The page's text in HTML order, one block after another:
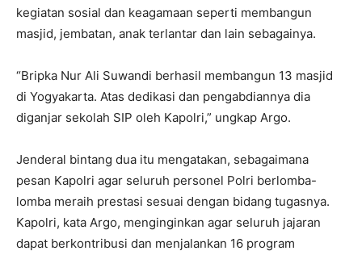
kegiatan sosial dan keagamaan seperti membangun
masjid, jembatan, anak terlantar dan lain sebagainya.
“Bripka Nur Ali Suwandi berhasil membangun 13 masjid
di Yogyakarta. Atas dedikasi dan pengabdiannya dia
diganjar sekolah SIP oleh Kapolri,” ungkap Argo.
Jenderal bintang dua itu mengatakan, sebagaimana
pesan Kapolri agar seluruh personel Polri berlomba-
lomba meraih prestasi sesuai dengan bidang tugasnya.
Kapolri, kata Argo, menginginkan agar seluruh jajaran
dapat berkontribusi dan menjalankan 16 program